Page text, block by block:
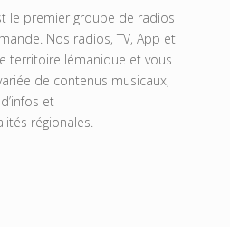
le premier groupe de radios
Nos radios, TV, App et
territoire lémanique et vous
de contenus musicaux,
d’infos et
régionales.